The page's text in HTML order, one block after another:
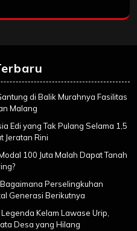
di Balik Murahnya Fasilitas
Malang
Edi yang Tak Pulang Selama 1,5
Jeratan Rini
100 Juta Malah Dapat Tanah
Perselingkuhan
Generasi Berikutnya
Kelam Lawase Urip,
Desa yang Hilang